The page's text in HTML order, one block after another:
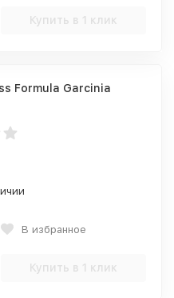
Купить в 1 клик
Formula Garcinia
В избранное
Купить в 1 клик